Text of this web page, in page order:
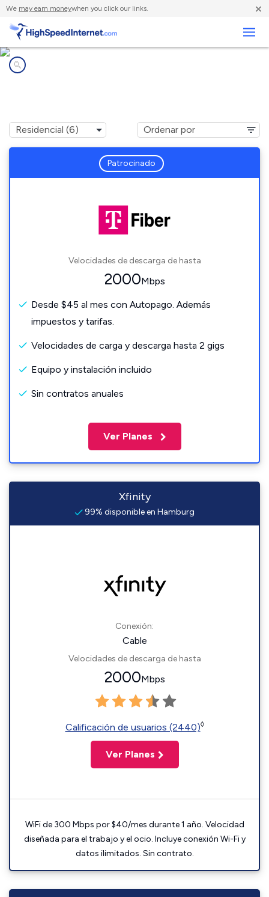
We may earn moneywhen you click our links. ×
Patrocinado
Velocidades de descarga de hasta
2000Mbps
Desde $45 al mes con Autopago. Además
impuestos y tarifas.
Velocidades de carga y descarga hasta 2 gigs
Equipo y instalación incluido
Sin contratos anuales
Ver Planes
Xfinity
99% disponible en Hamburg
Conexión:
Cable
Velocidades de descarga de hasta
2000Mbps
Calificación de usuarios (2440)◊
Ver Planes
WiFi de 300 Mbps por $40/mes durante 1 año. Velocidad
diseñada para el trabajo y el ocio. Incluye conexión Wi-Fi y
datos ilimitados. Sin contrato.